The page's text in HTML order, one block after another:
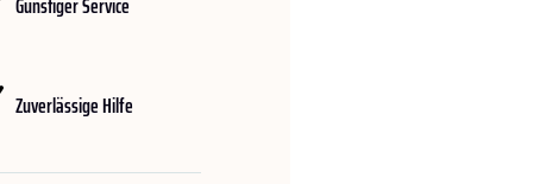
Zuverlässige Hilfe